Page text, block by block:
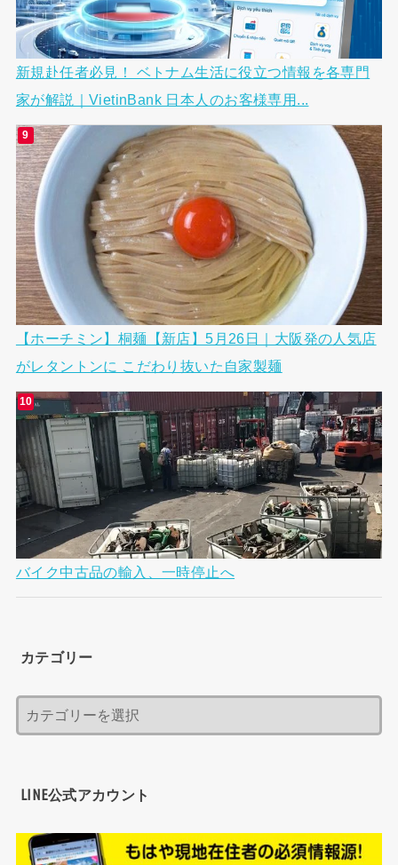
新規赴任者必見！ ベトナム生活に役立つ情報を各専門
家が解説｜VietinBank 日本人のお客様専用...
【ホーチミン】桐麺【新店】5月26日｜大阪発の人気店
がレタントンに こだわり抜いた自家製麺
バイク中古品の輸入、一時停止へ
カテゴリー
LINE公式アカウント